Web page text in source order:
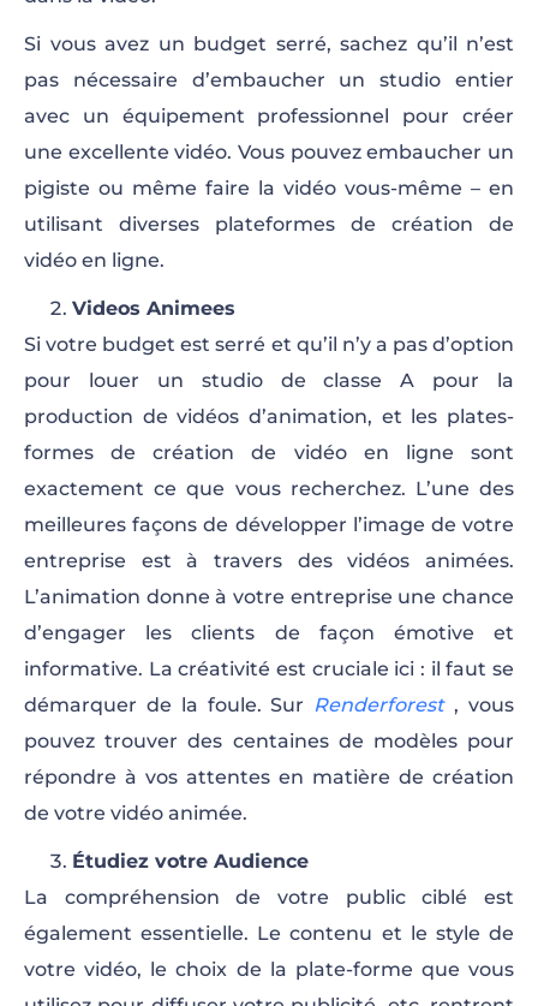
Si vous avez un budget serré, sachez qu’il n’est
pas nécessaire d’embaucher un studio entier
avec un équipement professionnel pour créer
une excellente vidéo. Vous pouvez embaucher un
pigiste ou même faire la vidéo vous-même – en
utilisant diverses plateformes de création de
vidéo en ligne.
Videos Animees
Si votre budget est serré et qu’il n’y a pas d’option
pour louer un studio de classe A pour la
production de vidéos d’animation, et les plates-
formes de création de vidéo en ligne sont
exactement ce que vous recherchez. L’une des
meilleures façons de développer l’image de votre
entreprise est à travers des vidéos animées.
L’animation donne à votre entreprise une chance
d’engager les clients de façon émotive et
informative. La créativité est cruciale ici : il faut se
démarquer de la foule. Sur Renderforest, vous
pouvez trouver des centaines de modèles pour
répondre à vos attentes en matière de création
de votre vidéo animée.
Étudiez votre Audience
La compréhension de votre public ciblé est
également essentielle. Le contenu et le style de
votre vidéo, le choix de la plate-forme que vous